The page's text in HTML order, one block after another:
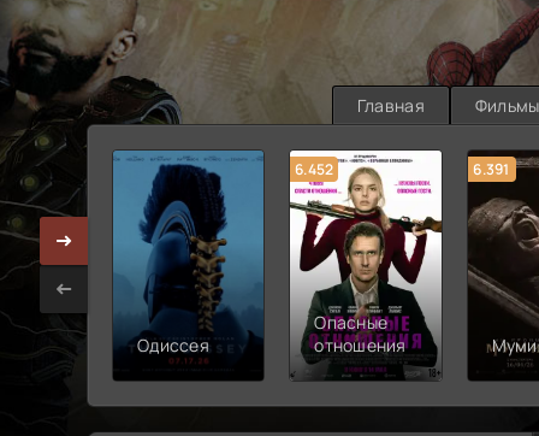
Главная Фильмы
Одиссея
6.452
Опасные
отношения
6.391